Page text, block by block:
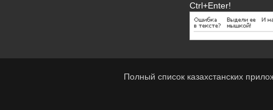
Ctrl+Enter!
Полный список казахстанских